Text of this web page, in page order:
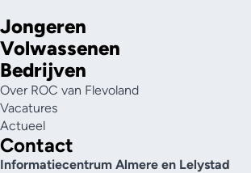
Jongeren
Volwassenen
Bedrijven
Over ROC van Flevoland
Vacatures
Actueel
Contact
Informatiecentrum Almere en Lelystad